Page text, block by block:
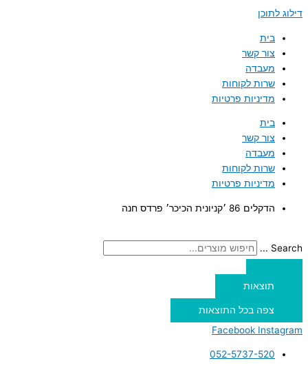
דילוג לתוכן
בית
צור קשר
מעבדה
שרות לקוחות
מדיניות פרטיות
בית
צור קשר
מעבדה
שרות לקוחות
מדיניות פרטיות
הדקלים 86 ׳קניונית הכיכר׳ פרדס חנה
Search ...
תוצאות
צפה בכל התוצאות
Facebook Instagram
052-5737-520